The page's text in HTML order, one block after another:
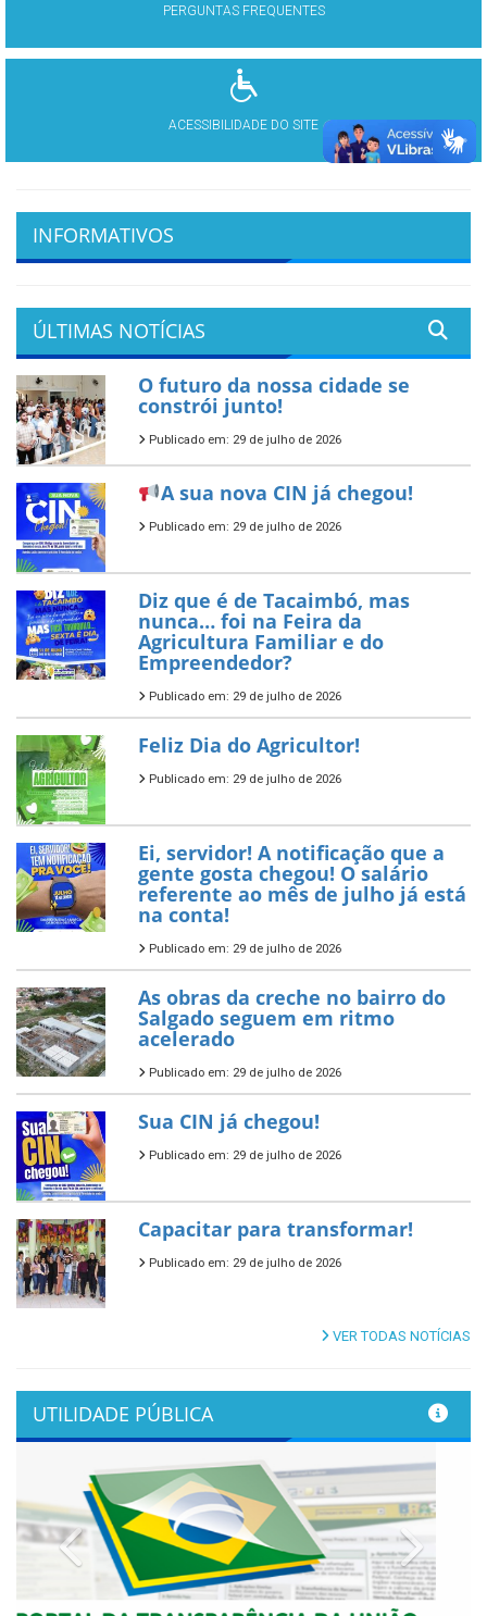
PERGUNTAS FREQUENTES
ACESSIBILIDADE DO SITE
INFORMATIVOS
ÚLTIMAS NOTÍCIAS
O futuro da nossa cidade se
constrói junto!
Publicado em: 29 de julho de 2026
A sua nova CIN já chegou!
Publicado em: 29 de julho de 2026
Diz que é de Tacaimbó, mas
nunca… foi na Feira da
Agricultura Familiar e do
Empreendedor?
Publicado em: 29 de julho de 2026
Feliz Dia do Agricultor!
Publicado em: 29 de julho de 2026
Ei, servidor! A notificação que a
gente gosta chegou! O salário
referente ao mês de julho já está
na conta!
Publicado em: 29 de julho de 2026
As obras da creche no bairro do
Salgado seguem em ritmo
acelerado
Publicado em: 29 de julho de 2026
Sua CIN já chegou!
Publicado em: 29 de julho de 2026
Capacitar para transformar!
Publicado em: 29 de julho de 2026
VER TODAS NOTÍCIAS
UTILIDADE PÚBLICA
Previous